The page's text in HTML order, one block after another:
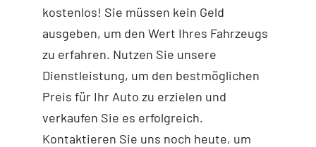
kostenlos! Sie müssen kein Geld
ausgeben, um den Wert Ihres Fahrzeugs
zu erfahren. Nutzen Sie unsere
Dienstleistung, um den bestmöglichen
Preis für Ihr Auto zu erzielen und
verkaufen Sie es erfolgreich.
Kontaktieren Sie uns noch heute, um